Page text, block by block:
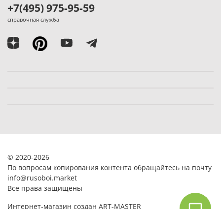
+7(495) 975-95-59
справочная служба
© 2020-2026
По вопросам копирования контента обращайтесь на почту
info@rusoboi.market
Все права защищены
Интернет-магазин создан ART-MASTER